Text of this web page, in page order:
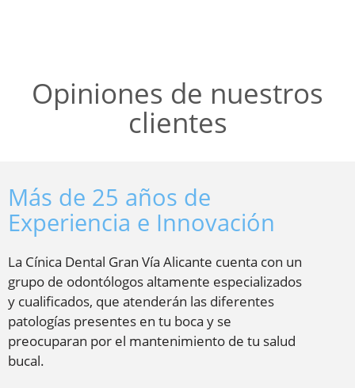
Opiniones de nuestros
clientes
Más de 25 años de
Experiencia e Innovación
La Cínica Dental Gran Vía Alicante cuenta con un
grupo de odontólogos altamente especializados
y cualificados, que atenderán las diferentes
patologías presentes en tu boca y se
preocuparan por el mantenimiento de tu salud
bucal.